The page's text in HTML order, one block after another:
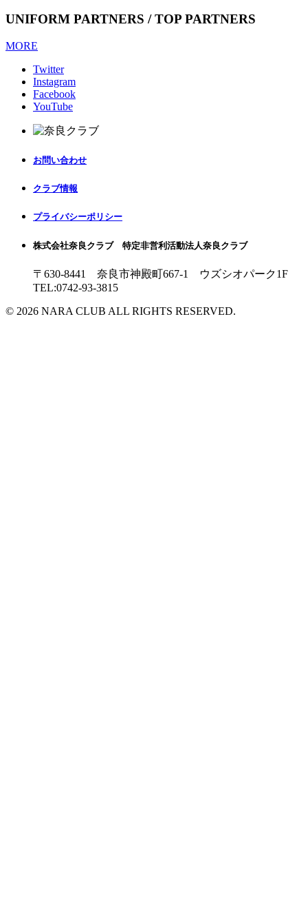
UNIFORM PARTNERS / TOP PARTNERS
MORE
Twitter
Instagram
Facebook
YouTube
お問い合わせ
クラブ情報
プライバシーポリシー
株式会社奈良クラブ 特定非営利活動法人奈良クラブ
〒630-8441 奈良市神殿町667-1
ウズシオパーク1F
TEL:0742-93-3815
© 2026 NARA CLUB ALL RIGHTS RESERVED.